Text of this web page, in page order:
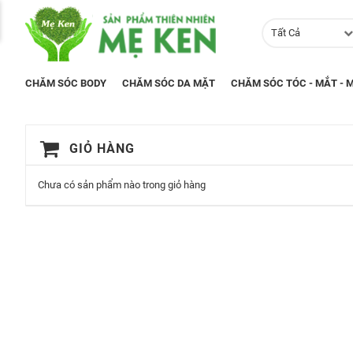
Tất Cả
CHĂM SÓC BODY CHĂM SÓC DA MẶT CHĂM SÓC TÓC - MẮT -
GIỎ HÀNG
Chưa có sản phẩm nào trong giỏ hàng